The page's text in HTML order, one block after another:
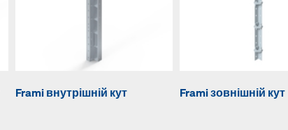
Frami внутрішній кут Frami зовнішній кут